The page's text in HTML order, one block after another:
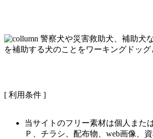
警察犬や災害救助犬、補助犬
を補助する犬のことをワーキングドッグ
[ 利用条件 ]
当サイトのフリー素材は個人また
Ｐ、チラシ、配布物、web画像、